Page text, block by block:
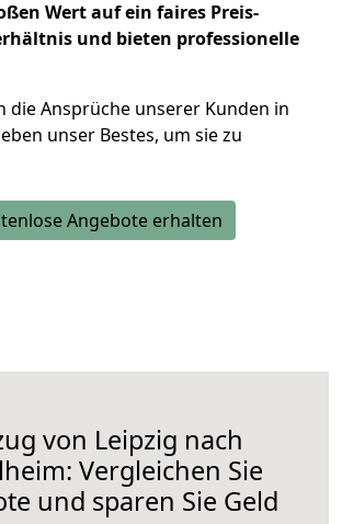
Wert auf ein faires Preis-
und bieten professionelle
die Ansprüche unserer Kunden in
unser Bestes, um sie zu
Angebote erhalten
von Leipzig nach
Vergleichen Sie
und sparen Sie Geld